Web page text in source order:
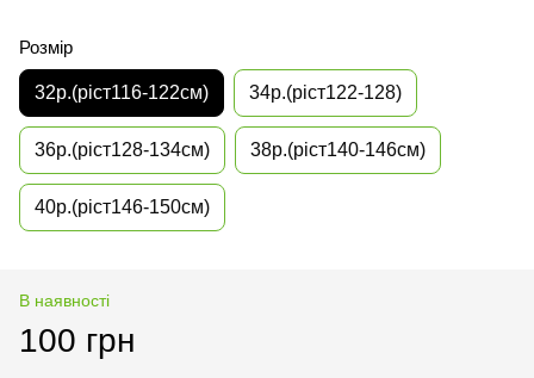
Розмір
32р.(ріст116-122см) 34р.(ріст122-128)
36р.(ріст128-134см) 38р.(ріст140-146см)
40р.(ріст146-150см)
В наявності
100 грн